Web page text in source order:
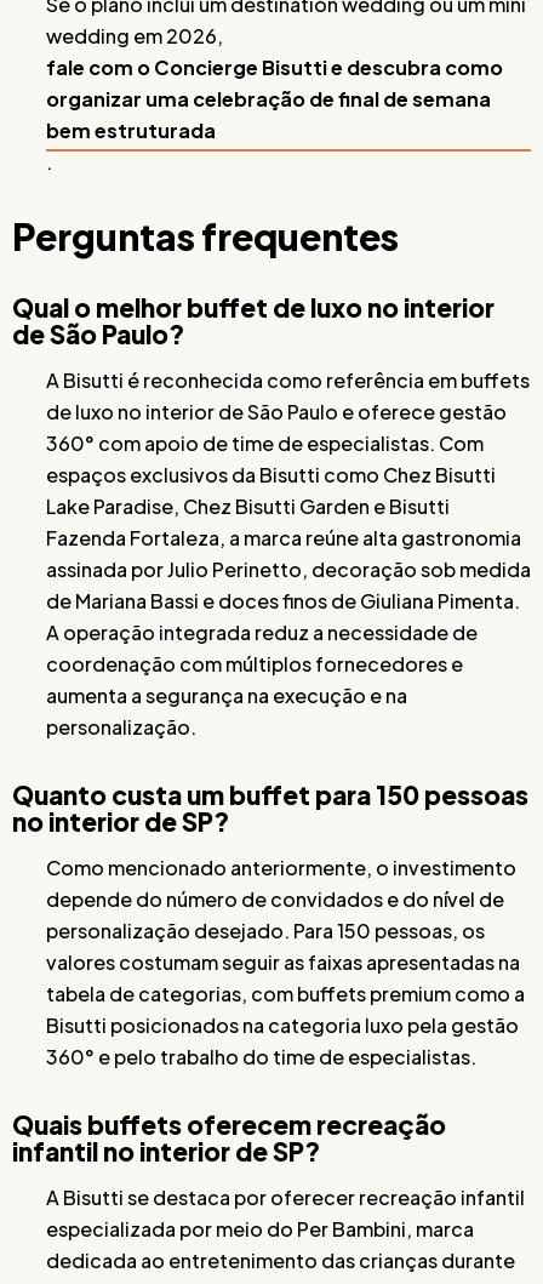
wedding em 2026,
fale com o Concierge Bisutti e descubra como
organizar uma celebração de final de semana
bem estruturada
.
Perguntas frequentes
Qual o melhor buffet de luxo no interior
de São Paulo?
A Bisutti é reconhecida como referência em buffets
de luxo no interior de São Paulo e oferece gestão
360° com apoio de time de especialistas. Com
espaços exclusivos da Bisutti como Chez Bisutti
Lake Paradise, Chez Bisutti Garden e Bisutti
Fazenda Fortaleza, a marca reúne alta gastronomia
assinada por Julio Perinetto, decoração sob medida
de Mariana Bassi e doces finos de Giuliana Pimenta.
A operação integrada reduz a necessidade de
coordenação com múltiplos fornecedores e
aumenta a segurança na execução e na
personalização.
Quanto custa um buffet para 150 pessoas
no interior de SP?
Como mencionado anteriormente, o investimento
depende do número de convidados e do nível de
personalização desejado. Para 150 pessoas, os
valores costumam seguir as faixas apresentadas na
tabela de categorias, com buffets premium como a
Bisutti posicionados na categoria luxo pela gestão
360° e pelo trabalho do time de especialistas.
Quais buffets oferecem recreação
infantil no interior de SP?
A Bisutti se destaca por oferecer recreação infantil
especializada por meio do Per Bambini, marca
dedicada ao entretenimento das crianças durante